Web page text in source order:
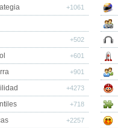
+1061
+502
+601
+901
+4273
+718
+2257